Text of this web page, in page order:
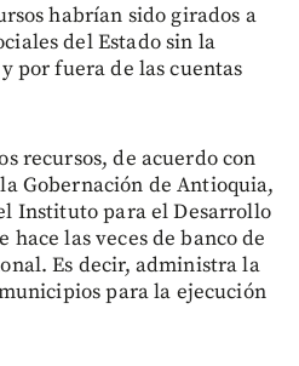
habrían sido girados a
del Estado sin la
por fuera de las cuentas
recursos, de acuerdo con
Gobernación de Antioquia,
Instituto para el Desarrollo
hace las veces de banco de
Es decir, administra la
para la ejecución